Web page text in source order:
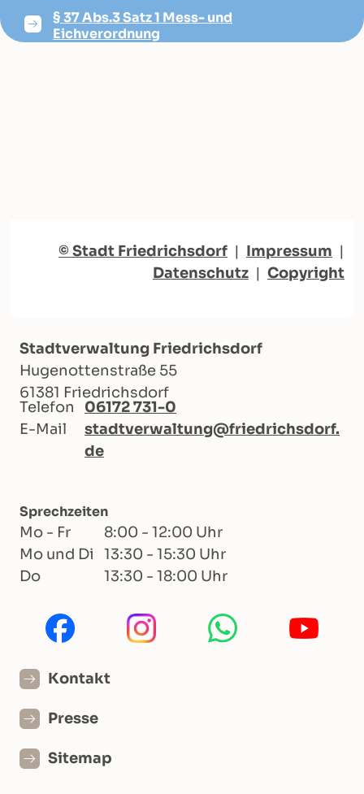
§ 37 Abs.3 Satz 1 Mess- und
Eichverordnung
© Stadt Friedrichsdorf | Impressum |
Datenschutz | Copyright
Stadtverwaltung Friedrichsdorf
Hugenottenstraße 55
61381 Friedrichsdorf
Telefon
06172 731-0
E-Mail
stadtverwaltung@friedrichsdorf.
de
Sprechzeiten
Mo - Fr
8:00 - 12:00 Uhr
Mo und Di
13:30 - 15:30 Uhr
Do
13:30 - 18:00 Uhr
Kontakt
Presse
Sitemap